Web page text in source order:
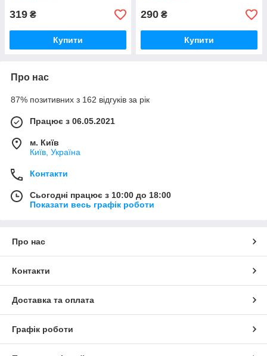
319 ₴
Купити
290 ₴
Купити
Про нас
87% позитивних з 162 відгуків за рік
Працює з 06.05.2021
м. Київ
Київ, Україна
Контакти
Сьогодні працює з 10:00 до 18:00
Показати весь графік роботи
Про нас
Контакти
Доставка та оплата
Графік роботи